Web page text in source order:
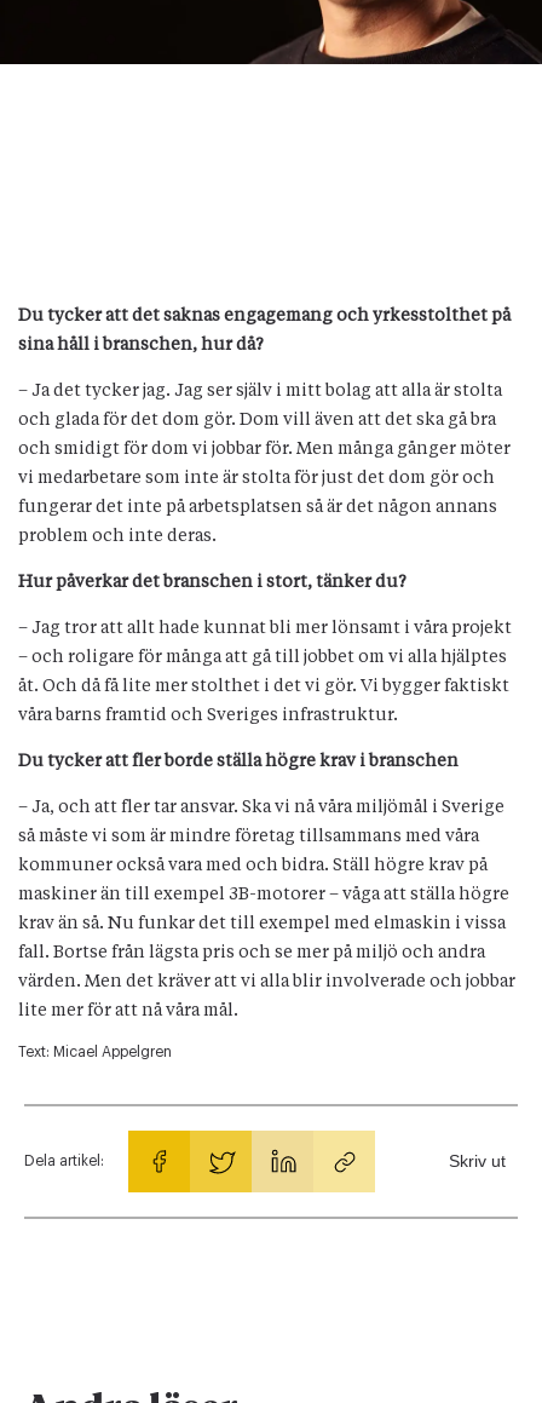
Du tycker att det saknas engagemang och yrkesstolthet på
sina håll i branschen, hur då?
– Ja det tycker jag. Jag ser själv i mitt bolag att alla är stolta
och glada för det dom gör. Dom vill även att det ska gå bra
och smidigt för dom vi jobbar för. Men många gånger möter
vi medarbetare som inte är stolta för just det dom gör och
fungerar det inte på arbetsplatsen så är det någon annans
problem och inte deras.
Hur påverkar det branschen i stort, tänker du?
– Jag tror att allt hade kunnat bli mer lönsamt i våra projekt
– och roligare för många att gå till jobbet om vi alla hjälptes
åt. Och då få lite mer stolthet i det vi gör. Vi bygger faktiskt
våra barns framtid och Sveriges infrastruktur.
Du tycker att fler borde ställa högre krav i branschen
– Ja, och att fler tar ansvar. Ska vi nå våra miljömål i Sverige
så måste vi som är mindre företag tillsammans med våra
kommuner också vara med och bidra. Ställ högre krav på
maskiner än till exempel 3B-motorer – våga att ställa högre
krav än så. Nu funkar det till exempel med elmaskin i vissa
fall. Bortse från lägsta pris och se mer på miljö och andra
värden. Men det kräver att vi alla blir involverade och jobbar
lite mer för att nå våra mål.
Text: Micael Appelgren
Dela artikel: Skriv ut